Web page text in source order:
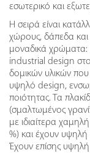
εσωτερικό και
Η σειρά είναι
χώρους, δάπεδα και
μοναδικά
industrial design
δομικών υλικών
υψηλό design,
ποιότητας. Τα
(σμαλτωμένος
με ιδιαίτερα
%) και έχουν υψηλή
Έχουν επίσης